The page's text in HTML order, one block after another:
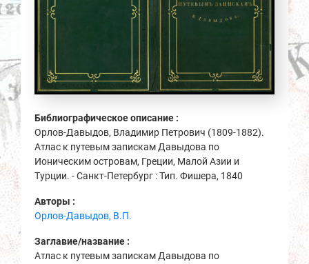
Библиографическое описание :
Орлов-Давыдов, Владимир Петрович (1809-1882).
Атлас к путевым запискам Давыдова по
Ионическим островам, Греции, Малой Азии и
Турции. - Санкт-Петербург : Тип. Фишера, 1840
Авторы :
Орлов-Давыдов, В.П.
Заглавие/название :
Атлас к путевым запискам Давыдова по